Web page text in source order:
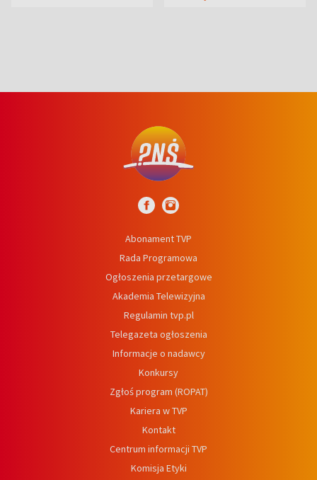
Abonament TVP
Rada Programowa
Ogłoszenia przetargowe
Akademia Telewizyjna
Regulamin tvp.pl
Telegazeta ogłoszenia
Informacje o nadawcy
Konkursy
Zgłoś program (ROPAT)
Kariera w TVP
Kontakt
Centrum informacji TVP
Komisja Etyki